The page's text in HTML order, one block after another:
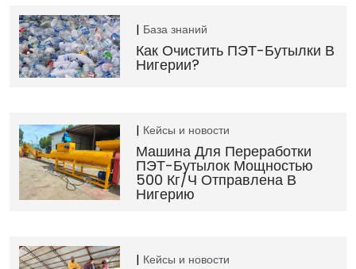
База знаний
Как Очистить ПЭТ-Бутылки В
Нигерии?
Кейсы и новости
Машина Для Переработки
ПЭТ-Бутылок Мощностью
500 Кг/ч Отправлена В
Нигерию
Кейсы и новости